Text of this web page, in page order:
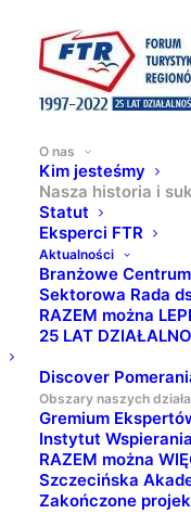
O nas
Kim jesteśmy
Nasza historia i
Statut
Eksperci FTR
Aktualności
Branżowe
Sektorowa Rada
RAZEM można
25 LAT
Discover
Obszary naszych
Gremium
Instytut
RAZEM można
Szczecińska
Zakończone
NASZE
NASZA
i czym